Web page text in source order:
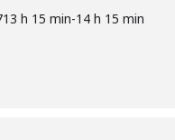
13 h 15 min-14 h 15 min